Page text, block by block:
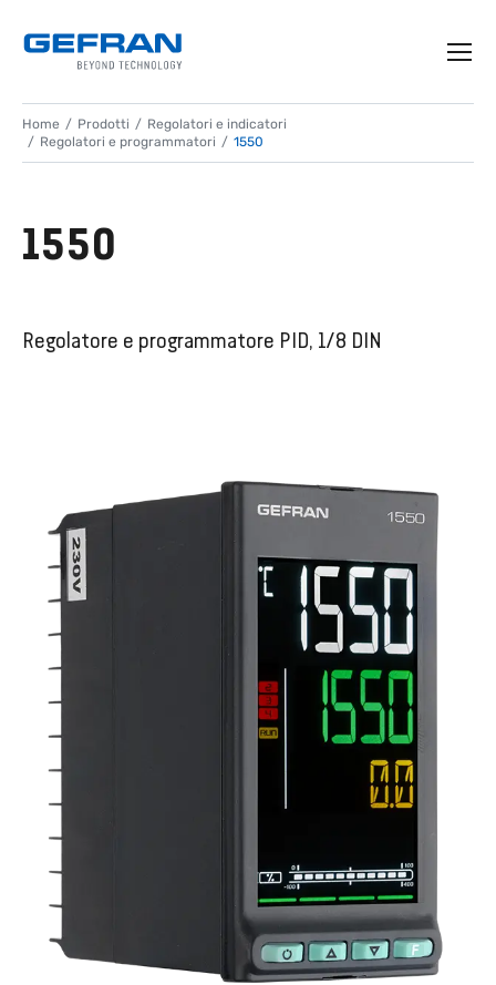
Home Prodotti
Regolatori e indicatori
Regolatori e programmatori
1550
1550
Regolatore e programmatore PID, 1/8 DIN